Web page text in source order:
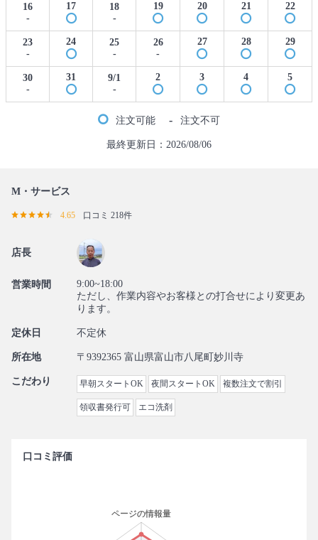
16
-
17
18
-
19 20 21 22
23
-
24
25
-
26
-
27 28 29
30
-
31
9/1
-
2 3 4 5
注文可能 - 注文不可
最終更新日：2026/08/06
M・サービス
4.65 口コミ 218件
店長
営業時間
9:00~18:00
ただし、作業内容やお客様との打合せにより変更あ
ります。
定休日 不定休
所在地 〒9392365 富山県富山市八尾町妙川寺
こだわり 早朝スタートOK 夜間スタートOK 複数注文で割引
領収書発行可 エコ洗剤
口コミ評価